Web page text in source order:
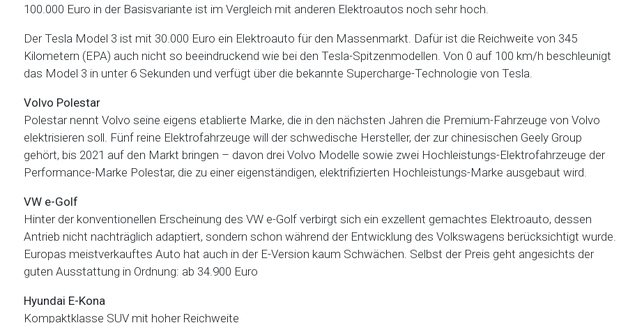
100.000 Euro in der Basisvariante ist im Vergleich mit anderen Elektroautos noch sehr hoch.
Der Tesla Model 3 ist mit 30.000 Euro ein Elektroauto für den Massenmarkt. Dafür ist die Reichweite von 345
Kilometern (EPA) auch nicht so beeindruckend wie bei den Tesla-Spitzenmodellen. Von 0 auf 100 km/h beschleunigt
das Model 3 in unter 6 Sekunden und verfügt über die bekannte Supercharge-Technologie von Tesla.
Volvo Polestar
Polestar nennt Volvo seine eigens etablierte Marke, die in den nächsten Jahren die Premium-Fahrzeuge von Volvo
elektrisieren soll. Fünf reine Elektrofahrzeuge will der schwedische Hersteller, der zur chinesischen Geely Group
gehört, bis 2021 auf den Markt bringen – davon drei Volvo Modelle sowie zwei Hochleistungs-Elektrofahrzeuge der
Performance-Marke Polestar, die zu einer eigenständigen, elektrifizierten Hochleistungs-Marke ausgebaut wird.
VW e-Golf
Hinter der konventionellen Erscheinung des VW e-Golf verbirgt sich ein exzellent gemachtes Elektroauto, dessen
Antrieb nicht nachträglich adaptiert, sondern schon während der Entwicklung des Volkswagens berücksichtigt wurde.
Europas meistverkauftes Auto hat auch in der E-Version kaum Schwächen. Selbst der Preis geht angesichts der
guten Ausstattung in Ordnung: ab 34.900 Euro
Hyundai E-Kona
Kompaktklasse SUV mit hoher Reichweite